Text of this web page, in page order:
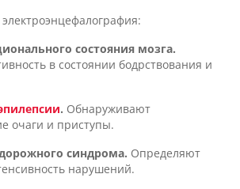
состояния мозга.
в состоянии бодрствования и
. Обнаруживают
очаги и приступы.
синдрома. Определяют
нарушений.